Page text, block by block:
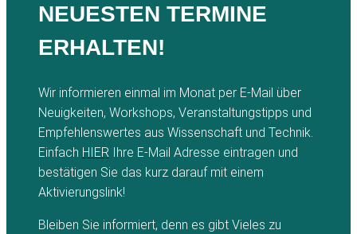
NEUESTEN TERMINE
ERHALTEN!
Wir informieren einmal im Monat per E-Mail über
Neuigkeiten, Workshops, Veranstaltungstipps und
Empfehlenswertes aus Wissenschaft und Technik.
Einfach HIER Ihre E-Mail Adresse eintragen und
bestätigen Sie das kurz darauf mit einem
Aktivierungslink!
Bleiben Sie informiert, denn es gibt Vieles zu